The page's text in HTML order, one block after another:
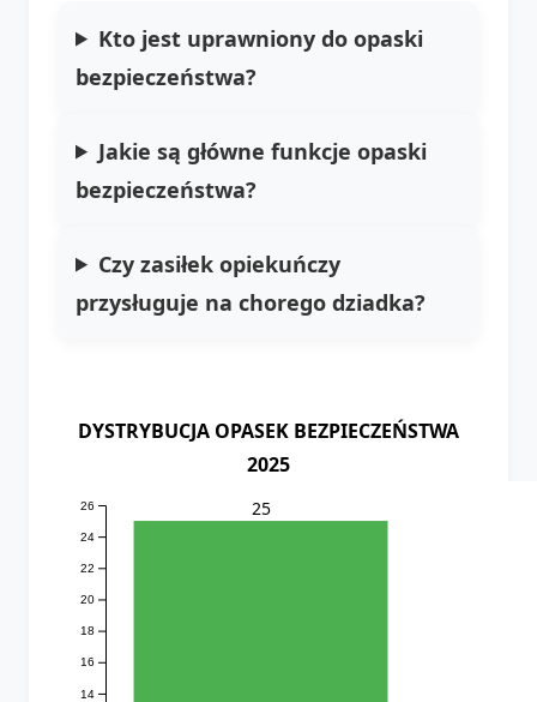
Kto jest uprawniony do opaski
bezpieczeństwa?
Jakie są główne funkcje opaski
bezpieczeństwa?
Czy zasiłek opiekuńczy
przysługuje na chorego dziadka?
DYSTRYBUCJA OPASEK BEZPIECZEŃSTWA
2025
14
16
18
20
22
24
26 25